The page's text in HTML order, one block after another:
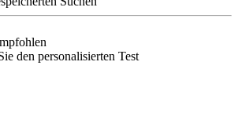
den personalisierten Test